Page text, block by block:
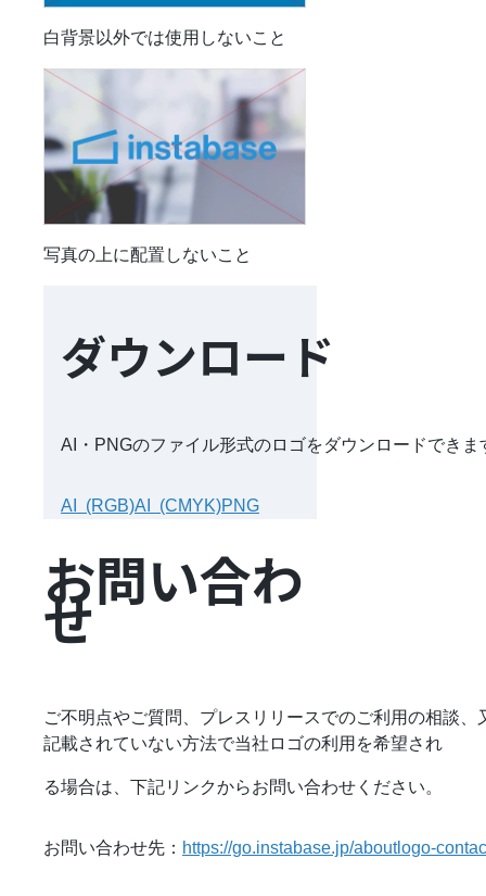
白背景以外では使用しないこと
写真の上に配置しないこと
ダウンロード
AI・PNGのファイル形式のロゴをダウンロードできま
AI  (RGB)AI  (CMYK)PNG
お問い合わ
せ
ご不明点やご質問、プレスリリースでのご利用の相談、
記載されていない方法で当社ロゴの利用を希望され
る場合は、下記リンクからお問い合わせください。
お問い合わせ先： https://go.instabase.jp/aboutlogo-